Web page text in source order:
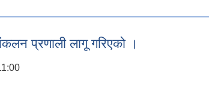
प्रणाली लागू गरिएको ।